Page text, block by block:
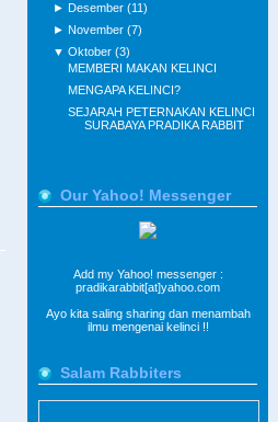
► Desember (11)
► November (7)
▼ Oktober (3)
MEMBERI MAKAN KELINCI
MENGAPA KELINCI?
SEJARAH PETERNAKAN KELINCI
SURABAYA PRADIKA RABBIT
Our Yahoo! Messenger
Add my Yahoo! messenger :
pradikarabbit[at]yahoo.com
Ayo kita saling sharing dan menambah
ilmu mengenai kelinci !!
Salam Rabbiters